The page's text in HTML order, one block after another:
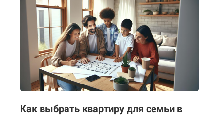
Как выбрать квартиру для семьи в